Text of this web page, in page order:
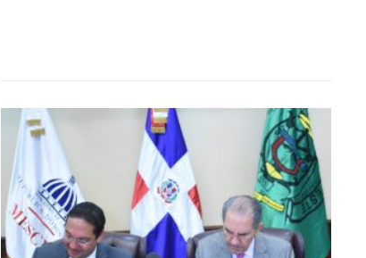
MESCYT
UCE
amplían
convenio
para
incentivar